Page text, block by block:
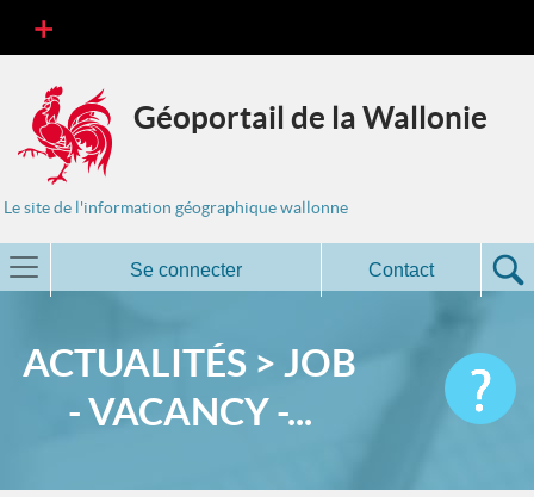
Géoportail de la Wallonie
Le site de l'information géographique wallonne
Se connecter Contact
ACTUALITÉS > JOB
- VACANCY -...